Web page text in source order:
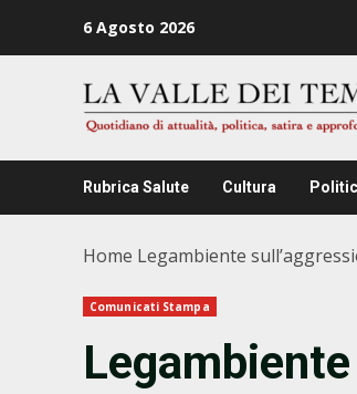
6 Agosto 2026
Rubrica Salute Cultura
Home Legambiente
Comunicati Stampa